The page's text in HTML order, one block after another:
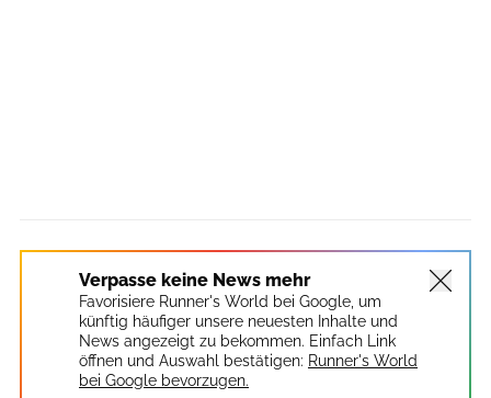
Verpasse keine News mehr
Favorisiere Runner's World bei Google, um
künftig häufiger unsere neuesten Inhalte und
News angezeigt zu bekommen. Einfach Link
öffnen und Auswahl bestätigen: Runner's World
bei Google bevorzugen.